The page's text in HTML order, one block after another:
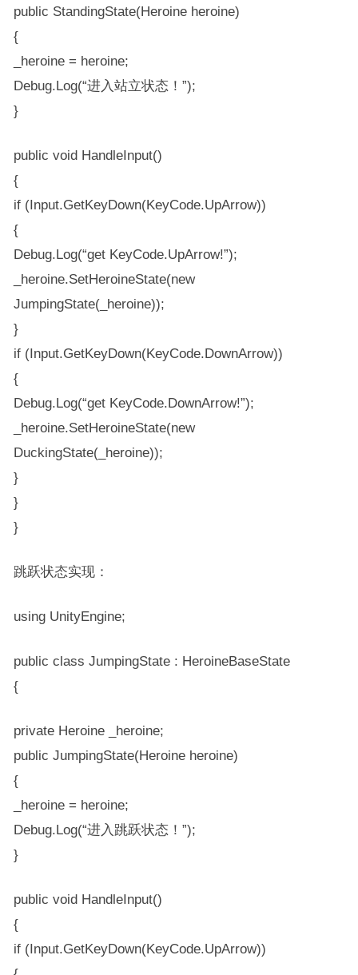
public StandingState(Heroine heroine)
{
_heroine = heroine;
Debug.Log(“进入站立状态！”);
}
public void HandleInput()
{
if (Input.GetKeyDown(KeyCode.UpArrow))
{
Debug.Log(“get KeyCode.UpArrow!”);
_heroine.SetHeroineState(new
JumpingState(_heroine));
}
if (Input.GetKeyDown(KeyCode.DownArrow))
{
Debug.Log(“get KeyCode.DownArrow!”);
_heroine.SetHeroineState(new
DuckingState(_heroine));
}
}
}
跳跃状态实现：
using UnityEngine;
public class JumpingState : HeroineBaseState
{
private Heroine _heroine;
public JumpingState(Heroine heroine)
{
_heroine = heroine;
Debug.Log(“进入跳跃状态！”);
}
public void HandleInput()
{
if (Input.GetKeyDown(KeyCode.UpArrow))